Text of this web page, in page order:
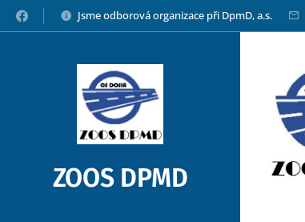
Jsme odborová organizace při DpmD, a.s.
ZOOS DPMD